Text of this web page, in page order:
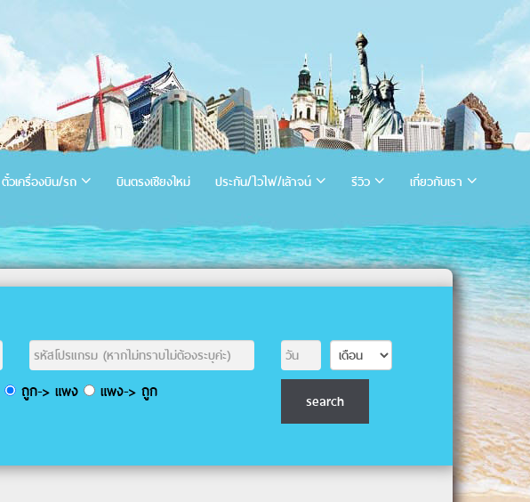
ตั๋วเครื่องบิน/รถ บินตรงเชียงใหม่ ประกัน/ไวไฟ/เล้าจน์ รีวิว เกี่ยวกับเรา
ถูก-> แพง แพง-> ถูก